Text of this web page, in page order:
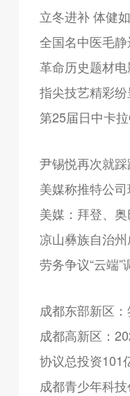
立冬进补 体健
全国名中医毛
革命历史题材
指尖技艺精彩
第25届日中卡
尹锡悦再次就
美媒称推特公
美媒：拜登、
凉山彝族自治
劳务争议“云端
成都东部新区
成都高新区：
协议总投资101
成都青少年科